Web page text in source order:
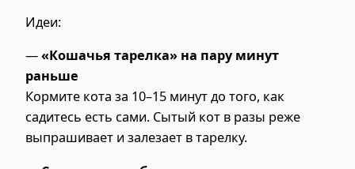
Идеи:
—«Кошачья тарелка» на пару минут
раньше
Кормите кота за 10–15 минут до того, как
садитесь есть сами. Сытый кот в разы реже
выпрашивает и залезает в тарелку.